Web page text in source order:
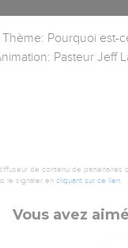
Thème: Pourquoi
Pasteur Jeff
de contenu de
le signaler en cliquant sur ce lien.
Vous avez